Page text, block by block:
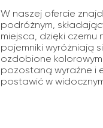
W naszej ofercie
podróżnym,
miejsca, dzięki
pojemniki wyróżniają
ozdobione
pozostaną wyraźne i
postawić w